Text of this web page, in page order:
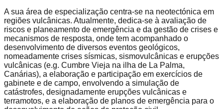
A sua área de especialização centra-se na neotectónica em
regiões vulcânicas. Atualmente, dedica-se à avaliação de
riscos e planeamento de emergência e da gestão de crises e
mecanismos de resposta, onde tem acompanhado o
desenvolvimento de diversos eventos geológicos,
nomeadamente crises sísmicas, sismovulcânicas e erupções
vulcânicas (e.g. Cumbre Vieja na ilha de La Palma,
Canárias), a elaboração e participação em exercícios de
gabinete e de campo, envolvendo a simulação de
catástrofes, designadamente erupções vulcânicas e
terramotos, e a elaboração de planos de emergência para o